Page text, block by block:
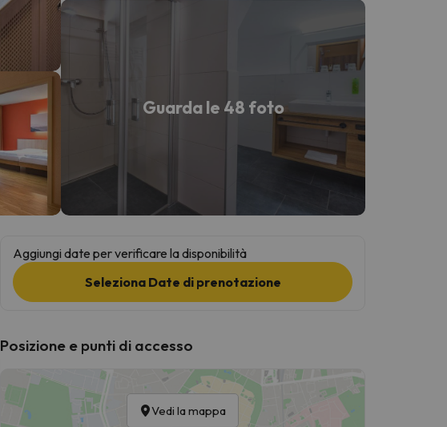
Guarda le 48 foto
Aggiungi date per verificare la disponibilità
Seleziona Date di prenotazione
Posizione e punti di accesso
Vedi la mappa